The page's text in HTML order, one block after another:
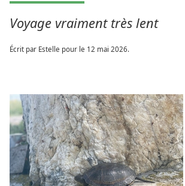
Voyage vraiment très lent
Écrit par Estelle pour le 12 mai 2026.